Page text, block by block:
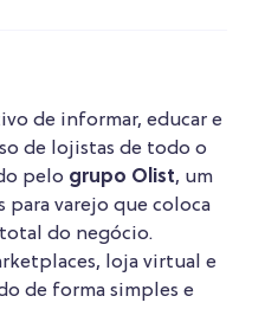
de informar, educar e
de lojistas de todo o
pelo grupo Olist, um
para varejo que coloca
do negócio.
loja virtual e
de forma simples e